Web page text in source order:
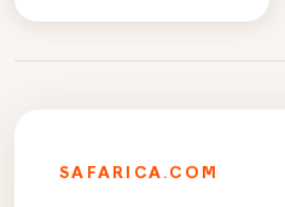
SAFARICA.COM